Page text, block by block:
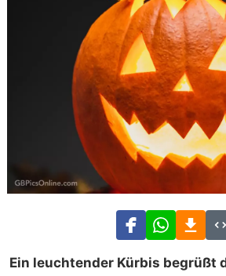
Ein leuchtender Kürbis begrüßt